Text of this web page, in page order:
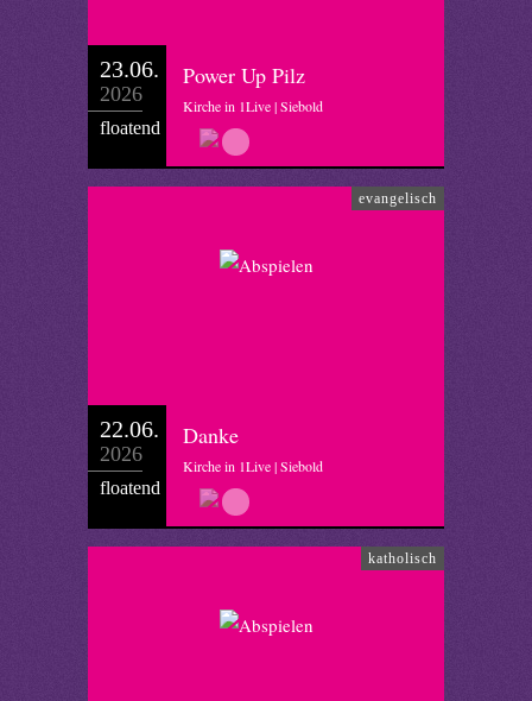
23.06.
2026
floatend
Power Up Pilz
Kirche in 1Live | Siebold
evangelisch
22.06.
2026
floatend
Danke
Kirche in 1Live | Siebold
katholisch